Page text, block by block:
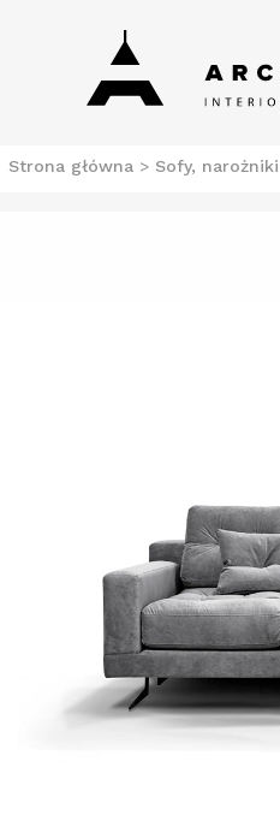
Archinova Studio
Salon meblowy Szczecin.
Strona główna > Sofy, narożniki